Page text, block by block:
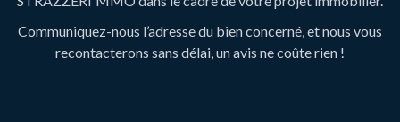
Communiquez-nous l’adresse du bien concerné, et nous vous
recontacterons sans délai, un avis ne coûte rien !